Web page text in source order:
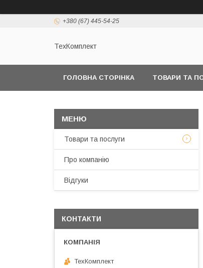
+380 (67) 445-54-25
ТехКомплект
ГОЛОВНА СТОРІНКА ТОВАРИ ТА
Товари та послуги
Про компанію
Відгуки
КОНТАКТИ
ТехКомплект